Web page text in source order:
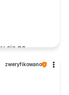
się na
zweryfikowano